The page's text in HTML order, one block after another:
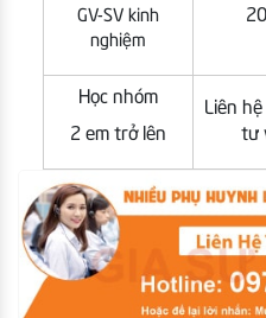
GV-SV kinh
nghiệm
Học nhóm
2 em trở lên
Liên
tư